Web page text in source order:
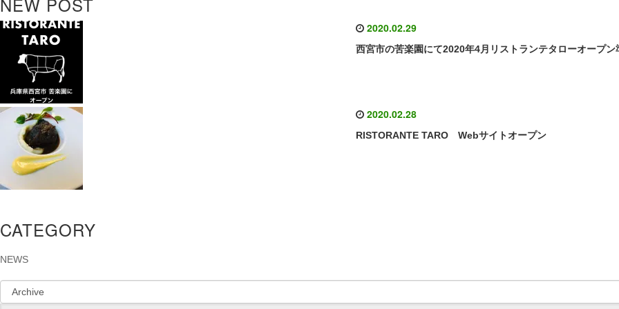
2020.02.29
西宮市の苦楽園にて2020年4月リストランテタローオープン
2020.02.28
RISTORANTE TARO Webサイトオープン
CATEGORY
NEWS